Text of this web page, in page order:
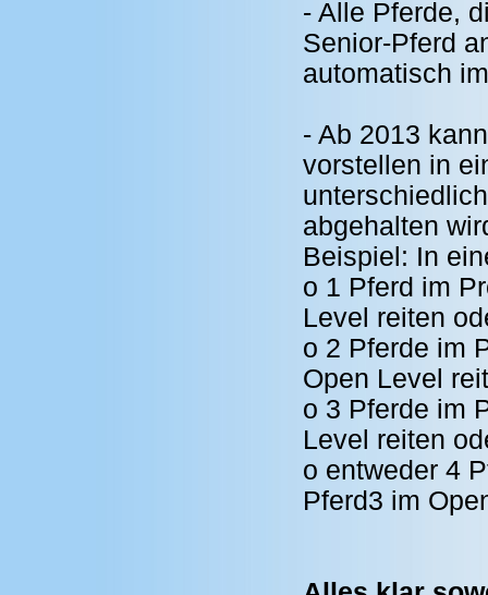
- Alle Pferde,
Senior-Pferd
automatisch
- Ab 2013
vorstellen in
abgehalten
Beispiel: In
o 1 Pferd im
Level reiten
o 2 Pferde im
Open Level
o 3 Pferde im
Level reiten
o entweder 4
Pferd3 im